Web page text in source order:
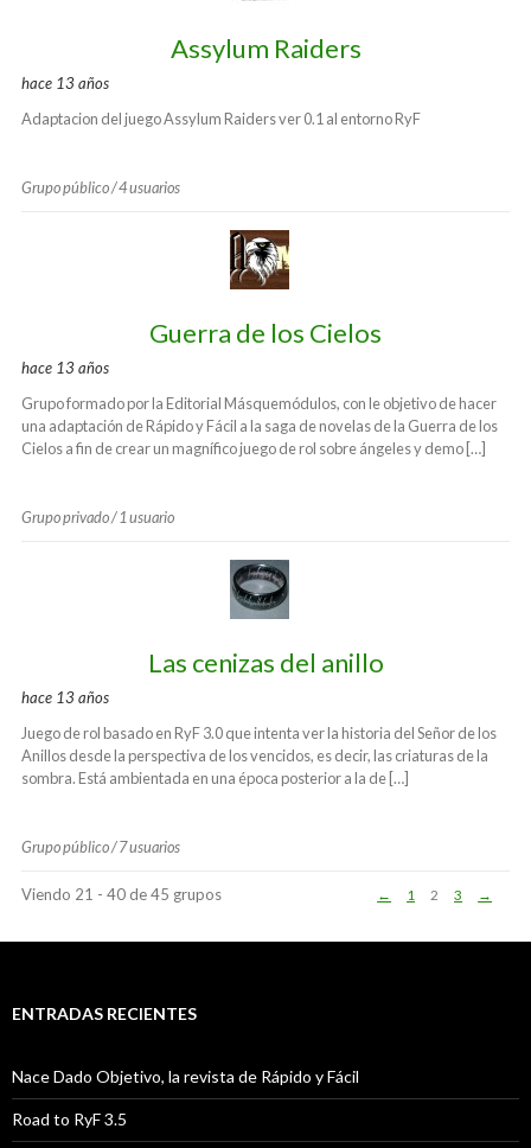
Assylum Raiders
hace 13 años
Adaptacion del juego Assylum Raiders ver 0.1 al entorno RyF
Grupo público / 4 usuarios
Guerra de los Cielos
hace 13 años
Grupo formado por la Editorial Másquemódulos, con le objetivo de hacer
una adaptación de Rápido y Fácil a la saga de novelas de la Guerra de los
Cielos a fin de crear un magnífico juego de rol sobre ángeles y demo […]
Grupo privado / 1 usuario
Las cenizas del anillo
hace 13 años
Juego de rol basado en RyF 3.0 que intenta ver la historia del Señor de los
Anillos desde la perspectiva de los vencidos, es decir, las criaturas de la
sombra. Está ambientada en una época posterior a la de […]
Grupo público / 7 usuarios
Viendo 21 - 40 de 45 grupos ← 1 2 3 →
ENTRADAS RECIENTES
Nace Dado Objetivo, la revista de Rápido y Fácil
Road to RyF 3.5